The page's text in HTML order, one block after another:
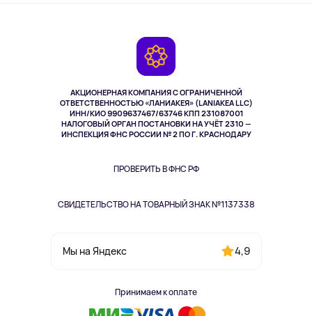
АКЦИОНЕРНАЯ КОМПАНИЯ С ОГРАНИЧЕННОЙ
ОТВЕТСТВЕННОСТЬЮ «ЛАНИАКЕЯ» (LANIAKEA LLC)
ИНН/КИО 9909637467/63746 КПП 231087001
НАЛОГОВЫЙ ОРГАН ПОСТАНОВКИ НА УЧЁТ 2310 —
ИНСПЕКЦИЯ ФНС РОССИИ № 2 ПО Г. КРАСНОДАРУ
ПРОВЕРИТЬ В ФНС РФ
СВИДЕТЕЛЬСТВО НА ТОВАРНЫЙ ЗНАК №1137338
Мы на Яндекс 4,9
Принимаем к оплате
Здоровье питомцев
Одежда и аксессуары